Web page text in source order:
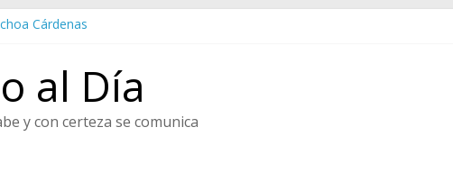
Cárdenas
Porvenir, Pedro Juan González
Vanegas Montoya
DE HISTORIA, ENVIGADEÑO EJEMPLAR, CATEGORÍA TODA UNA VIDA
al Día
y con certeza se comunica